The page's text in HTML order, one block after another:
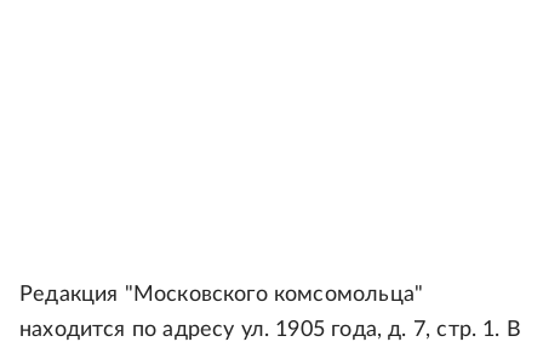
Редакция "Московского комсомольца"
находится по адресу ул. 1905 года, д. 7, стр. 1. В